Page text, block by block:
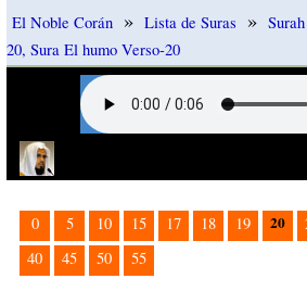
El Noble Corán » Lista de Suras »
20, Sura El humo Verso-20
0 5 10 15 17 18 19 20
40
45 50 55